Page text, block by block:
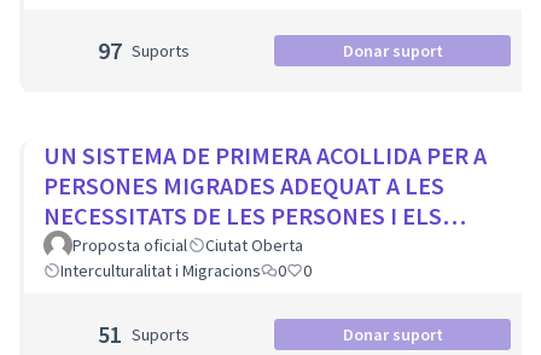
97 Suports Donar suport
UN SISTEMA DE PRIMERA ACOLLIDA PER A
PERSONES MIGRADES ADEQUAT A LES
NECESSITATS DE LES PERSONES I ELS
MUNICIPIS
Proposta oficial
Ciutat Oberta
Interculturalitat i Migracions
0 0
51 Suports Donar suport